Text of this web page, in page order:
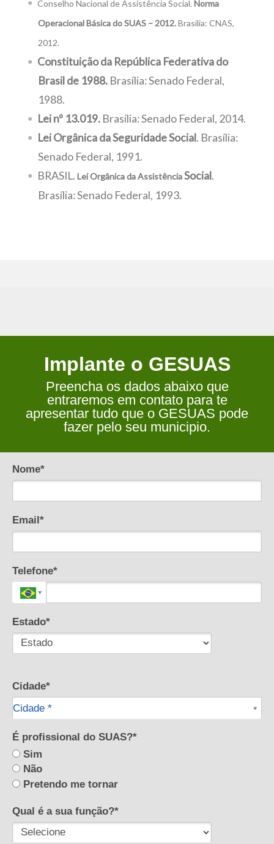
Conselho Nacional de Assistência Social. Norma
Operacional Básica do SUAS – 2012.Brasília: CNAS,
2012.
Constituição da República Federativa do
Brasil de 1988.Brasília: Senado Federal,
1988.
Lei nº 13.019.Brasília: Senado Federal, 2014.
Lei Orgânica da Seguridade Social. Brasília:
Senado Federal, 1991.
BRASIL. Lei Orgânica da AssistênciaSocial.
Brasília: Senado Federal, 1993.
Implante o GESUAS
Preencha os dados abaixo que
entraremos em contato para te
apresentar tudo que o GESUAS pode
fazer pelo seu municipio.
Nome*
Email*
Telefone*
Estado*
Cidade*
Cidade *
Cidade*
É profissional do SUAS?*
Sim
Não
Pretendo me tornar
Qual é a sua função?*